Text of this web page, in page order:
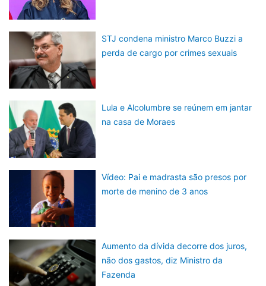
STJ condena ministro Marco Buzzi a
perda de cargo por crimes sexuais
Lula e Alcolumbre se reúnem em jantar
na casa de Moraes
Vídeo: Pai e madrasta são presos por
morte de menino de 3 anos
Aumento da dívida decorre dos juros,
não dos gastos, diz Ministro da
Fazenda